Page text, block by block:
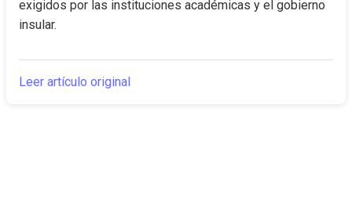
exigidos por las instituciones académicas y el gobierno
insular.
Leer artículo original